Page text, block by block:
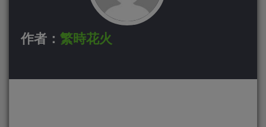
作者： 繁時花火